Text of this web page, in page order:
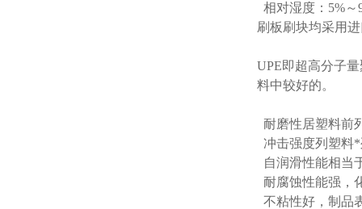
相对湿度：5%～
刷板刷块均采用
UPE即超高分子
料中较好的。
耐磨性居塑料前
冲击强度列塑料
自润滑性能相当
耐腐蚀性能强，
不粘性好，制品